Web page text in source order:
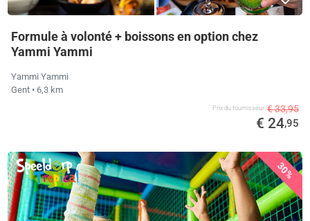
Formule à volonté + boissons en option chez
Yammi Yammi
Yammi Yammi
Gent • 6,3 km
Prix ​​du fournisseur € 33,95
€ 24,95
30%